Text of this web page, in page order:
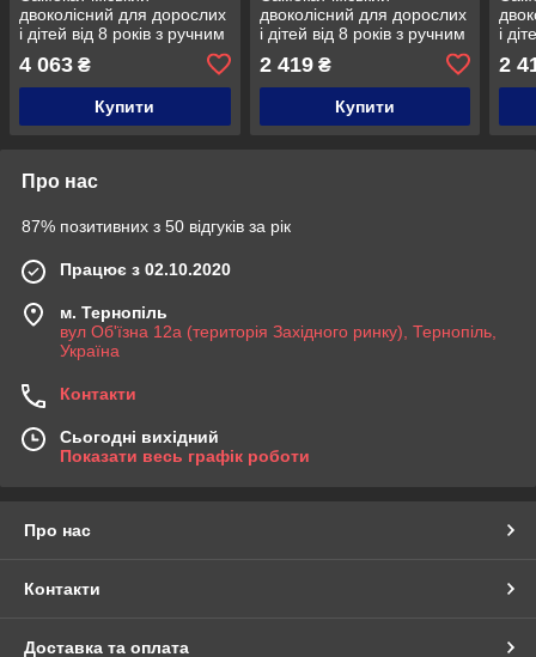
двоколісний для дорослих
і дітей від 8 років з ручним
гальмом ITRIKE SR 2-035-
2 чорний
4 063 ₴
Купити
двоколісний для дорослих
і дітей від 8 років з ручним
гальмом SR 2-043-1-GR
Зелений
2 419₴
Купити
і
2
Про нас
87% позитивних з 50 відгуків за рік
Працює з 02.10.2020
м. Тернопіль
вул Об'їзна 12а (територія Західного ринку), Тернопіль,
Україна
Контакти
Сьогодні вихідний
Показати весь графік роботи
Про нас
Контакти
Доставка та оплата